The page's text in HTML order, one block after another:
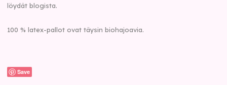
löydät blogista.
100 % latex-pallot ovat täysin biohajoavia.
Save